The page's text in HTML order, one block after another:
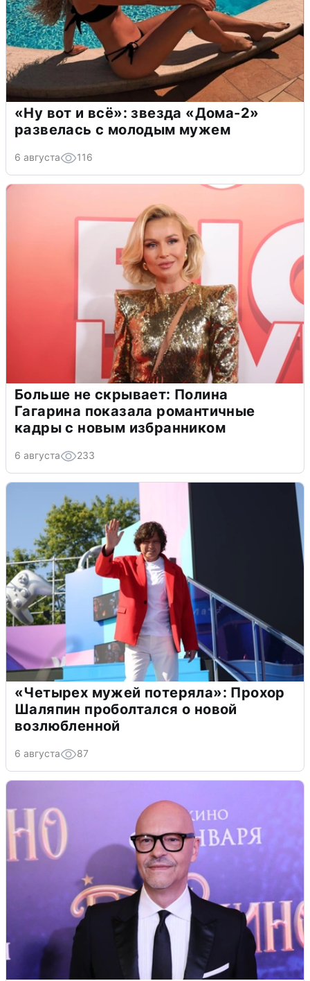
«Ну вот и всё»: звезда «Дома-2»
развелась с молодым мужем
6 августа 116
Больше не скрывает: Полина
Гагарина показала романтичные
кадры с новым избранником
6 августа 233
«Четырех мужей потеряла»: Прохор
Шаляпин проболтался о новой
возлюбленной
6 августа 87